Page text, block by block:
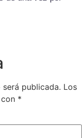
publicada. Los
*